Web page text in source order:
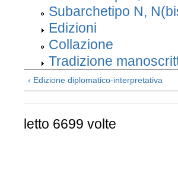
Subarchetipo N,
Edizioni
Collazione
Tradizione
‹ Edizione diplomatico-interpretativa
letto 6699 volte